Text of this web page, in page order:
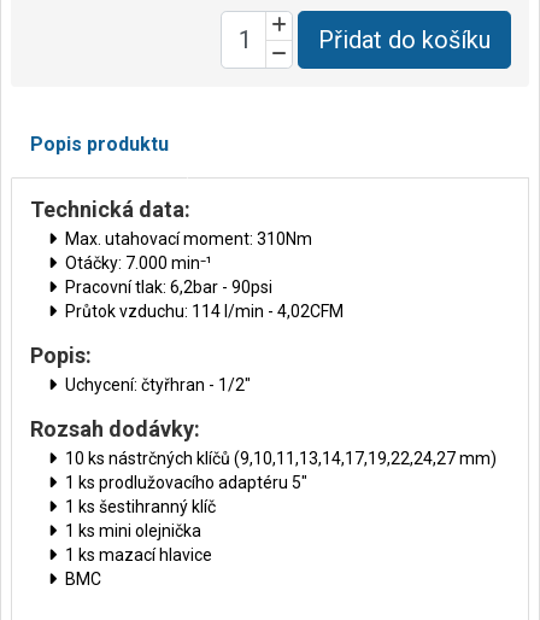
Přidat do košíku
Popis produktu
Technická data:
Max. utahovací moment: 310Nm
Otáčky: 7.000 min⁻¹
Pracovní tlak: 6,2bar - 90psi
Průtok vzduchu: 114 l/min - 4,02CFM
Popis:
Uchycení: čtyřhran - 1/2"
Rozsah dodávky:
10 ks nástrčných klíčů (9,10,11,13,14,17,19,22,24,27 mm)
1 ks prodlužovacího adaptéru 5"
1 ks šestihranný klíč
1 ks mini olejnička
1 ks mazací hlavice
BMC